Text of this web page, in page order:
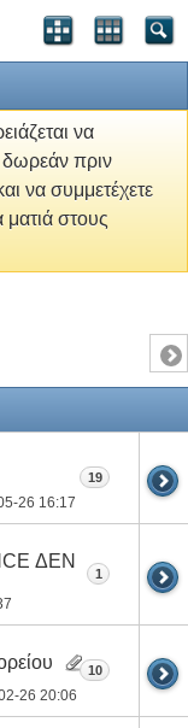
να
δωρεάν πριν
να συμμετέχετε
στους
26 16:17
19
ΔΕΝ
1
26 20:06
10